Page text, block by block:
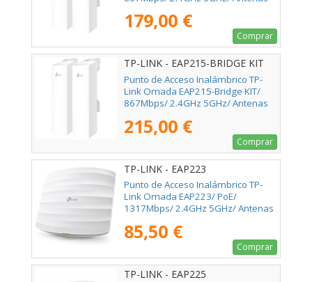
179,00 €
Comprar
TP-LINK - EAP215-BRIDGE KIT
Punto de Acceso Inalámbrico TP-
Link Omada EAP215-Bridge KIT/
867Mbps/ 2.4GHz 5GHz/ Antenas
215,00 €
Comprar
TP-LINK - EAP223
Punto de Acceso Inalámbrico TP-
Link Omada EAP223/ PoE/
1317Mbps/ 2.4GHz 5GHz/ Antenas
85,50 €
Comprar
TP-LINK - EAP225